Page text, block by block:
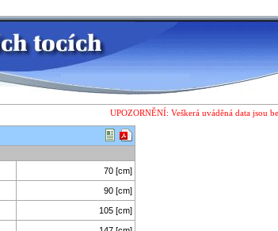
UPOZORNĚNÍ: Veškerá uváděná data jsou
70 [cm]
90 [cm]
105 [cm]